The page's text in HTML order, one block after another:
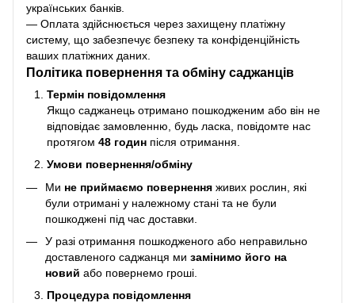
українських банків.
— Оплата здійснюється через захищену платіжну
систему, що забезпечує безпеку та конфіденційність
ваших платіжних даних.
Політика повернення та обміну саджанців
Термін повідомлення
Якщо саджанець отримано пошкодженим або він не
відповідає замовленню, будь ласка, повідомте нас
протягом 48 годин після отримання.
Умови повернення/обміну
Ми не приймаємо повернення живих рослин, які
були отримані у належному стані та не були
пошкоджені під час доставки.
У разі отримання пошкодженого або неправильно
доставленого саджанця ми замінимо його на
новий або повернемо гроші.
Процедура повідомлення